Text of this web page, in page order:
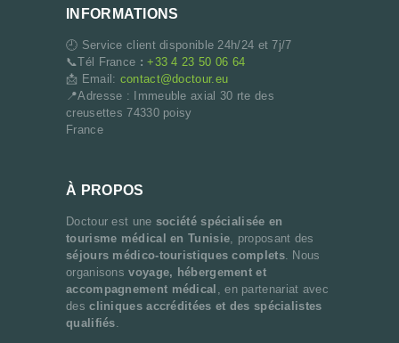
INFORMATIONS
🕘 Service client disponible 24h/24 et 7j/7
📞Tél France : +33 4 23 50 06 64
📩 Email: contact@doctour.eu
📍Adresse : Immeuble axial 30 rte des
creusettes 74330 poisy
France
À PROPOS
Doctour est une société spécialisée en
tourisme médical en Tunisie, proposant des
séjours médico-touristiques complets. Nous
organisonsvoyage, hébergement et
accompagnement médical , en partenariat avec
descliniques accréditées et des spécialistes
qualifiés.